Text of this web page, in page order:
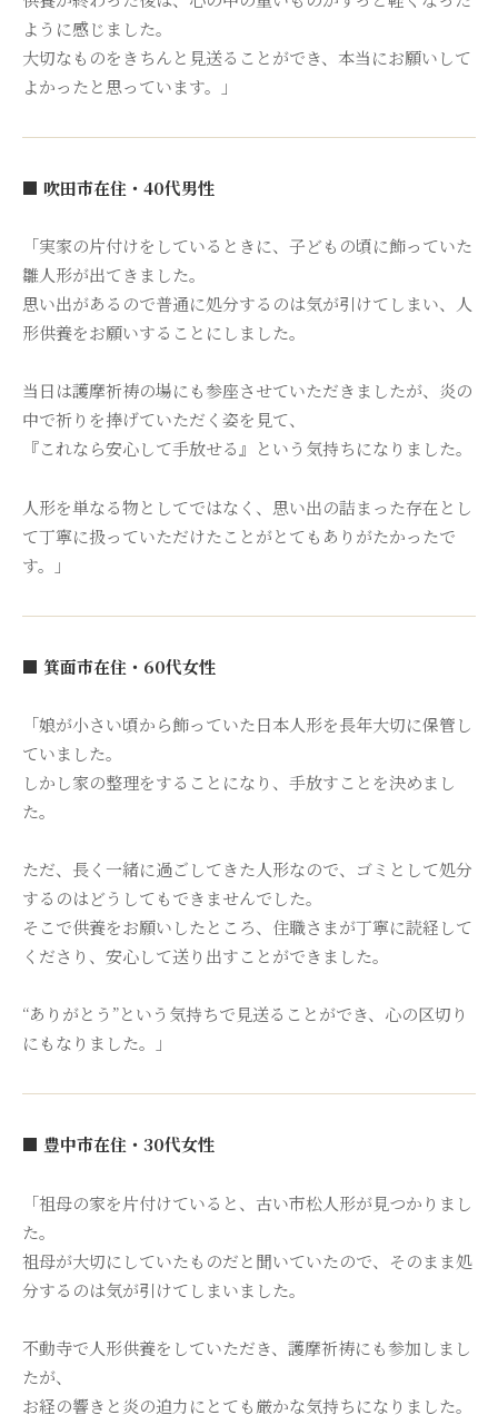
ように感じました。
大切なものをきちんと見送ることができ、本当にお願いして
よかったと思っています。」
■ 吹田市在住・40代男性
「実家の片付けをしているときに、子どもの頃に飾っていた
雛人形が出てきました。
思い出があるので普通に処分するのは気が引けてしまい、人
形供養をお願いすることにしました。
当日は護摩祈祷の場にも参座させていただきましたが、炎の
中で祈りを捧げていただく姿を見て、
『これなら安心して手放せる』という気持ちになりました。
人形を単なる物としてではなく、思い出の詰まった存在とし
て丁寧に扱っていただけたことがとてもありがたかったで
す。」
■ 箕面市在住・60代女性
「娘が小さい頃から飾っていた日本人形を長年大切に保管し
ていました。
しかし家の整理をすることになり、手放すことを決めまし
た。
ただ、長く一緒に過ごしてきた人形なので、ゴミとして処分
するのはどうしてもできませんでした。
そこで供養をお願いしたところ、住職さまが丁寧に読経して
くださり、安心して送り出すことができました。
“ありがとう”という気持ちで見送ることができ、心の区切り
にもなりました。」
■ 豊中市在住・30代女性
「祖母の家を片付けていると、古い市松人形が見つかりまし
た。
祖母が大切にしていたものだと聞いていたので、そのまま処
分するのは気が引けてしまいました。
不動寺で人形供養をしていただき、護摩祈祷にも参加しまし
たが、
お経の響きと炎の迫力にとても厳かな気持ちになりました。